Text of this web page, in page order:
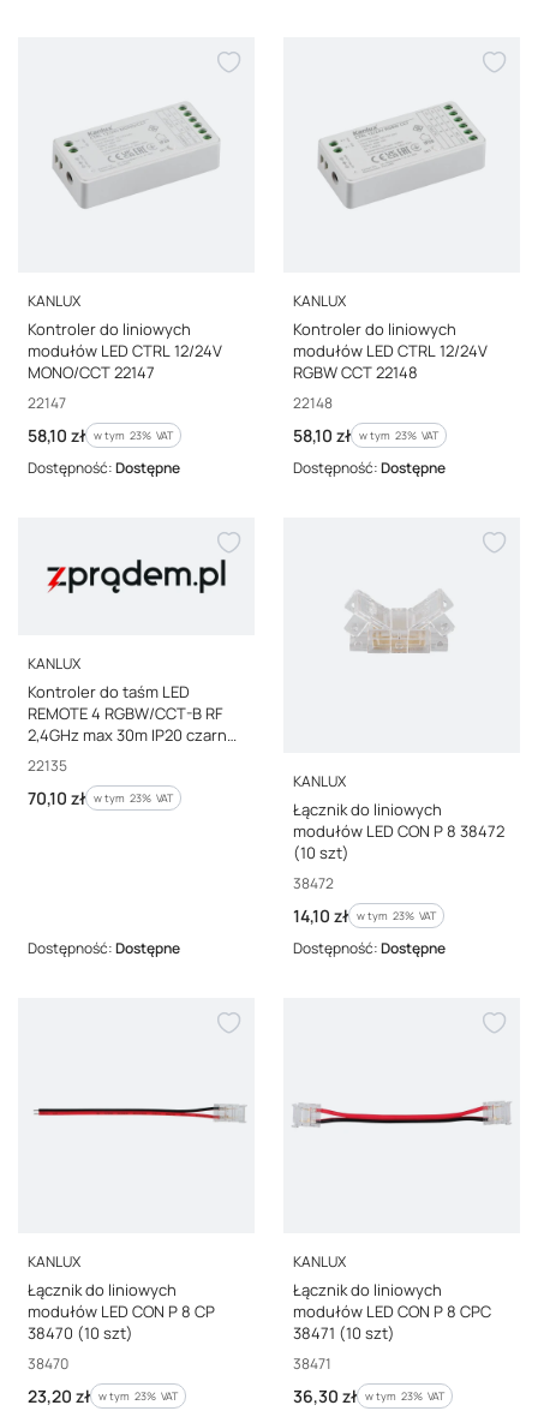
PRODUCENT
KANLUX
Kontroler do liniowych
modułów LED CTRL 12/24V
MONO/CCT 22147
Kod producenta
22147
Cena brutto
58,10 zł w tym %s VAT
w tym 23% VAT
Dostępność:Dostępne
PRODUCENT
KANLUX
Kontroler do liniowych
modułów LED CTRL 12/24V
RGBW CCT 22148
Kod producenta
22148
Cena brutto
58,10 zł w tym %s VAT
w tym 23% VAT
Dostępność:Dostępne
PRODUCENT
KANLUX
Kontroler do taśm LED
REMOTE 4 RGBW/CCT-B RF
2,4GHz max 30m IP20 czarny
22135
Kod producenta
22135
Cena brutto
70,10 zł w tym %s VAT
w tym 23% VAT
Dostępność:Dostępne
PRODUCENT
KANLUX
Łącznik do liniowych
modułów LED CON P 8 38472
(10 szt)
Kod producenta
38472
Cena brutto
14,10 zł w tym %s VAT
w tym 23% VAT
Dostępność:Dostępne
PRODUCENT
KANLUX
Łącznik do liniowych
modułów LED CON P 8 CP
38470 (10 szt)
Kod producenta
38470
Cena brutto
23,20 zł w tym %s VAT
w tym 23% VAT
PRODUCENT
KANLUX
Łącznik do liniowych
modułów LED CON P 8 CPC
38471 (10 szt)
Kod producenta
38471
Cena brutto
36,30 zł w tym %s VAT
w tym 23% VAT